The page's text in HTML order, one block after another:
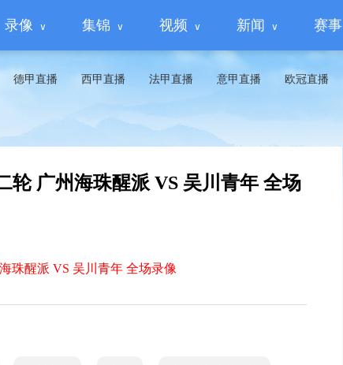
录像 集锦 视频 新闻 赛事
德甲直播 西甲直播 法甲直播 意甲直播 欧冠直播
轮 广州海珠醒派 VS 吴川青年 全场
珠醒派 VS 吴川青年 全场录像